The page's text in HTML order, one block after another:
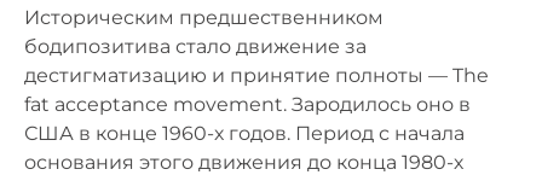
Историческим предшественником
бодипозитива стало движение за
дестигматизацию и принятие полноты — The
fat acceptance movement. Зародилось оно в
США в конце 1960-х годов. Период с начала
основания этого движения до конца 1980-х